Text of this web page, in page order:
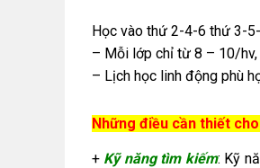
Học vào thứ 2-4-6 thứ 3-
– Mỗi lớp chỉ từ 8 – 10/hv,
– Lịch học linh động phù
Những điều cần thiết
+ Kỹ năng tìm kiếm: Kỹ